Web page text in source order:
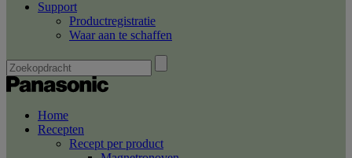
Support
Productregistratie
Waar aan te schaffen
Home
Recepten
Recept per product